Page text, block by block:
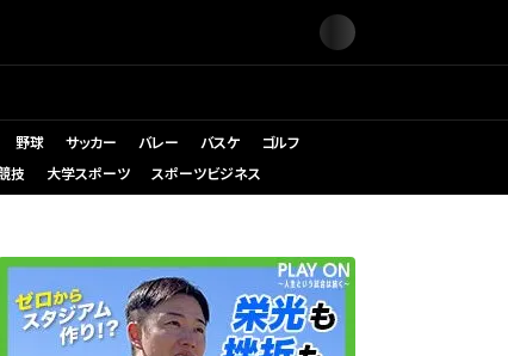
野球 サッカー バレー バスケ
ゴルフ
技 大学スポーツ スポーツビジネス